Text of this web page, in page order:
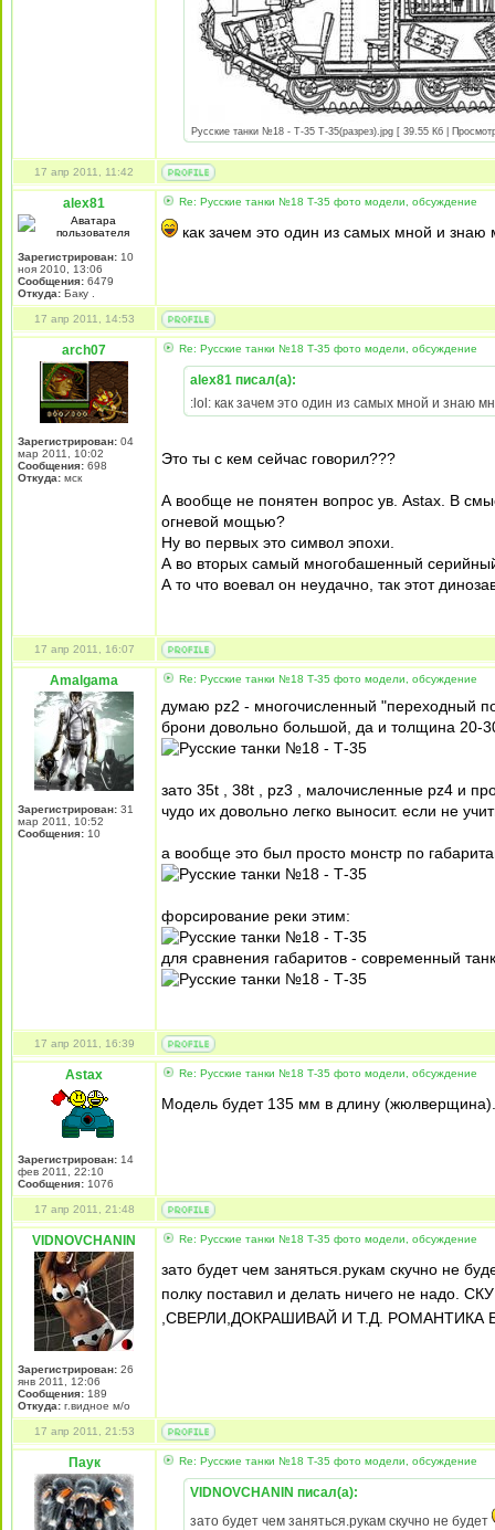
Русские танки №18 - Т-35 Т-35(разрез).jpg [ 39.55 Кб |
17 апр 2011, 11:42
alex81
Зарегистрирован: 10
ноя 2010, 13:06
Сообщения: 6479
Откуда: Баку .
Re: Русские танки №18 Т-35 фото модели, обсуждение
как зачем это один из самых мной и знаю
17 апр 2011, 14:53
arch07
Зарегистрирован: 04
мар 2011, 10:02
Сообщения: 698
Откуда: мск
Re: Русские танки №18 Т-35 фото модели, обсуждение
alex81 писал(а):
:lol: как зачем это один из самых мной и знаю
Это ты с кем сейчас говорил???
А вообще не понятен вопрос ув. Astax. В
огневой мощью?
Ну во первых это символ эпохи.
А во вторых самый многобашенный
А то что воевал он неудачно, так этот
17 апр 2011, 16:07
Amalgama
Зарегистрирован: 31
мар 2011, 10:52
Сообщения: 10
Re: Русские танки №18 Т-35 фото модели, обсуждение
думаю pz2 - многочисленный "переходный
брони довольно большой, да и толщина 20-
зато 35t , 38t , pz3 , малочисленные pz4 и
чудо их довольно легко выносит. если не
а вообще это был просто монстр по
форсирование реки этим:
для сравнения габаритов - современный
17 апр 2011, 16:39
Astax
Зарегистрирован: 14
фев 2011, 22:10
Сообщения: 1076
Re: Русские танки №18 Т-35 фото модели, обсуждение
Модель будет 135 мм в длину
17 апр 2011, 21:48
VIDNOVCHANIN
Зарегистрирован: 26
янв 2011, 12:06
Сообщения: 189
Откуда: г.видное м/о
Re: Русские танки №18 Т-35 фото модели, обсуждение
зато будет чем заняться.рукам скучно не
полку поставил и делать ничего не надо.
,СВЕРЛИ,ДОКРАШИВАЙ И Т.Д. РОМАНТИКА
17 апр 2011, 21:53
Паук Re: Русские танки №18 Т-35 фото модели, обсуждение
VIDNOVCHANIN писал(а):
зато будет чем заняться.рукам скучно не будет